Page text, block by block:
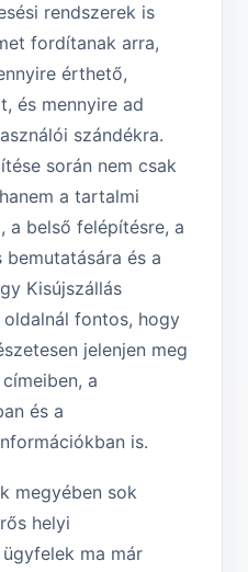
rendszerek is
fordítanak arra,
érthető,
és mennyire ad
szándékra.
során nem csak
a tartalmi
a belső felépítésre, a
és a
Kisújszállás
fontos, hogy
jelenjen meg
a
és a
is.
megyében sok
helyi
ma már